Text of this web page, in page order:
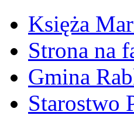
Księża
Strona na
Gmina
Starostwo